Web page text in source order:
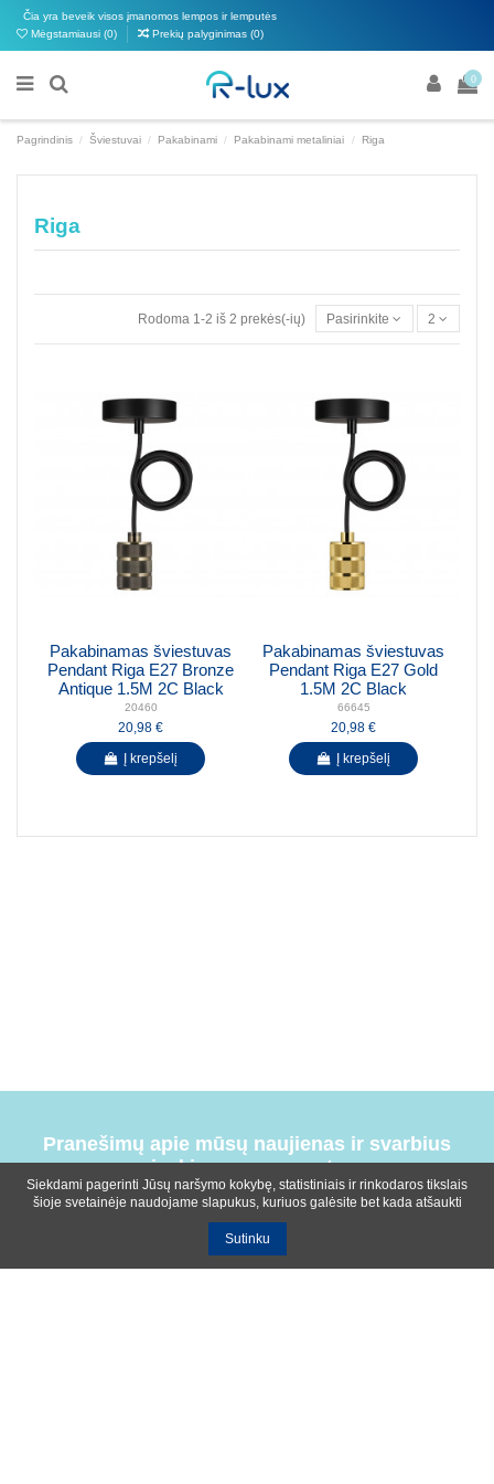
Čia yra beveik visos įmanomos lempos ir lemputės
Mėgstamiausi (0) Prekių palyginimas (0)
0
Pagrindinis Šviestuvai Pakabinami Pakabinami metaliniai Riga
Riga
Rodoma 1-2 iš 2 prekės(-ių) Pasirinkite 2
Pakabinamas šviestuvas
Pendant Riga E27 Bronze
Antique 1.5M 2C Black
20460
20,98 €
Į krepšelį
Pakabinamas šviestuvas
Pendant Riga E27 Gold
1.5M 2C Black
66645
20,98 €
Į krepšelį
Pranešimų apie mūsų naujienas ir svarbius
įvykius prenumerata
Siekdami pagerinti Jūsų naršymo kokybę, statistiniais ir rinkodaros tikslais
šioje svetainėje naudojame slapukus, kuriuos galėsite bet kada atšaukti
Sutinku